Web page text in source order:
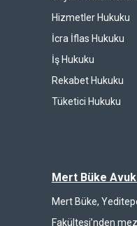
Hizmetler Hukuku
İcra İflas Hukuku
İş Hukuku
Rekabet Hukuku
Tüketici Hukuku
Mert Büke
Mert Büke,
Fakültesi’nden